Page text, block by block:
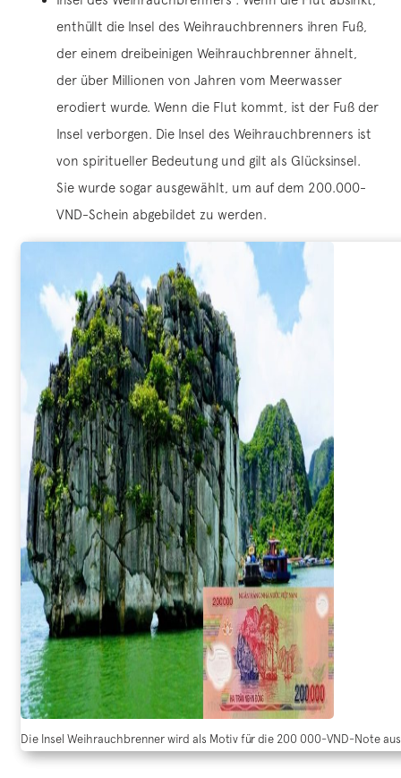
enthüllt die Insel des Weihrauchbrenners ihren Fuß,
der einem dreibeinigen Weihrauchbrenner ähnelt,
der über Millionen von Jahren vom Meerwasser
erodiert wurde. Wenn die Flut kommt, ist der Fuß der
Insel verborgen. Die Insel des Weihrauchbrenners ist
von spiritueller Bedeutung und gilt als Glücksinsel.
Sie wurde sogar ausgewählt, um auf dem 200.000-
VND-Schein abgebildet zu werden.
Die Insel Weihrauchbrenner wird als Motiv für die 200 000-VND-Note